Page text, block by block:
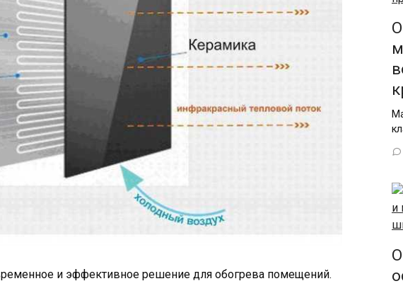
и эффективное решение для обогрева помещений.